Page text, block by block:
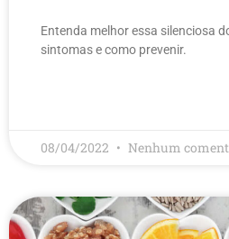
Entenda melhor essa silenciosa
sintomas e como prevenir.
08/04/2022 Nenhum